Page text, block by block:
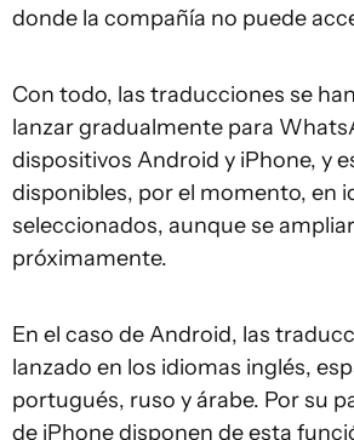
donde la compañía no puede
Con todo, las traducciones se
lanzar gradualmente para
dispositivos Android y iPhone, y
disponibles, por el momento, en
seleccionados, aunque se
próximamente.
En el caso de Android, las
lanzado en los idiomas inglés,
portugués, ruso y árabe. Por su
de iPhone disponen de esta